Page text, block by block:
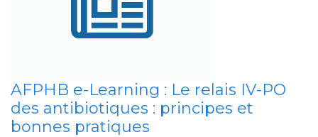
AFPHB e-Learning : Le relais IV-PO
des antibiotiques : principes et
bonnes pratiques